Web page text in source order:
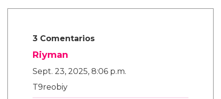
3 Comentarios
Riyman
Sept. 23, 2025, 8:06 p.m.
T9reobiy